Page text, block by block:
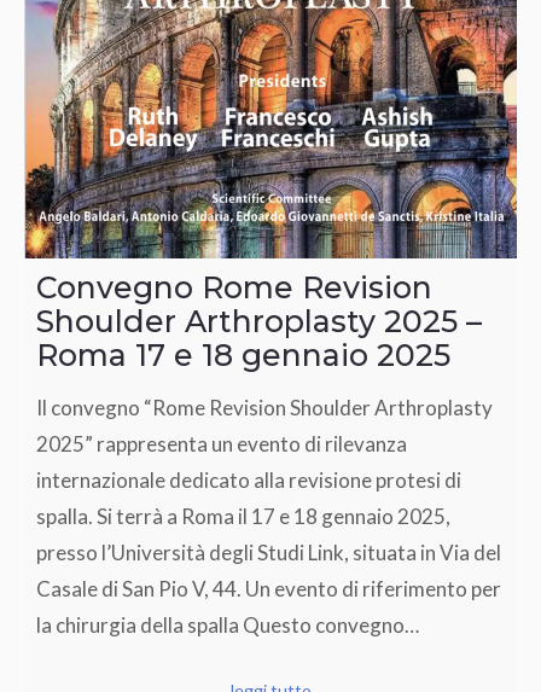
Convegno Rome Revision
Shoulder Arthroplasty 2025 –
Roma 17 e 18 gennaio 2025
Il convegno “Rome Revision Shoulder Arthroplasty
2025” rappresenta un evento di rilevanza
internazionale dedicato alla revisione protesi di
spalla. Si terrà a Roma il 17 e 18 gennaio 2025,
presso l’Università degli Studi Link, situata in Via del
Casale di San Pio V, 44. Un evento di riferimento per
la chirurgia della spalla Questo convegno…